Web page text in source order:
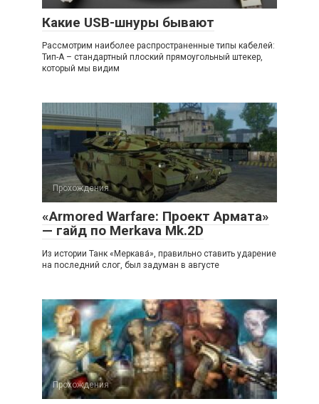
Какие USB-шнуры бывают
Рассмотрим наиболее распространенные типы кабелей:
Тип-A – стандартный плоский прямоугольный штекер,
который мы видим
Прохождения
«Armored Warfare: Проект Армата»
— гайд по Merkava Mk.2D
Из истории Танк «Меркава́», правильно ставить ударение
на последний слог, был задуман в августе
Прохождения